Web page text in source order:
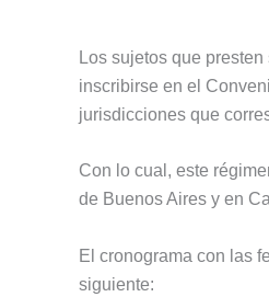
Los sujetos que
inscribirse en el
jurisdicciones que
Con lo cual, este
de Buenos Aires y en
El cronograma con las
siguiente: